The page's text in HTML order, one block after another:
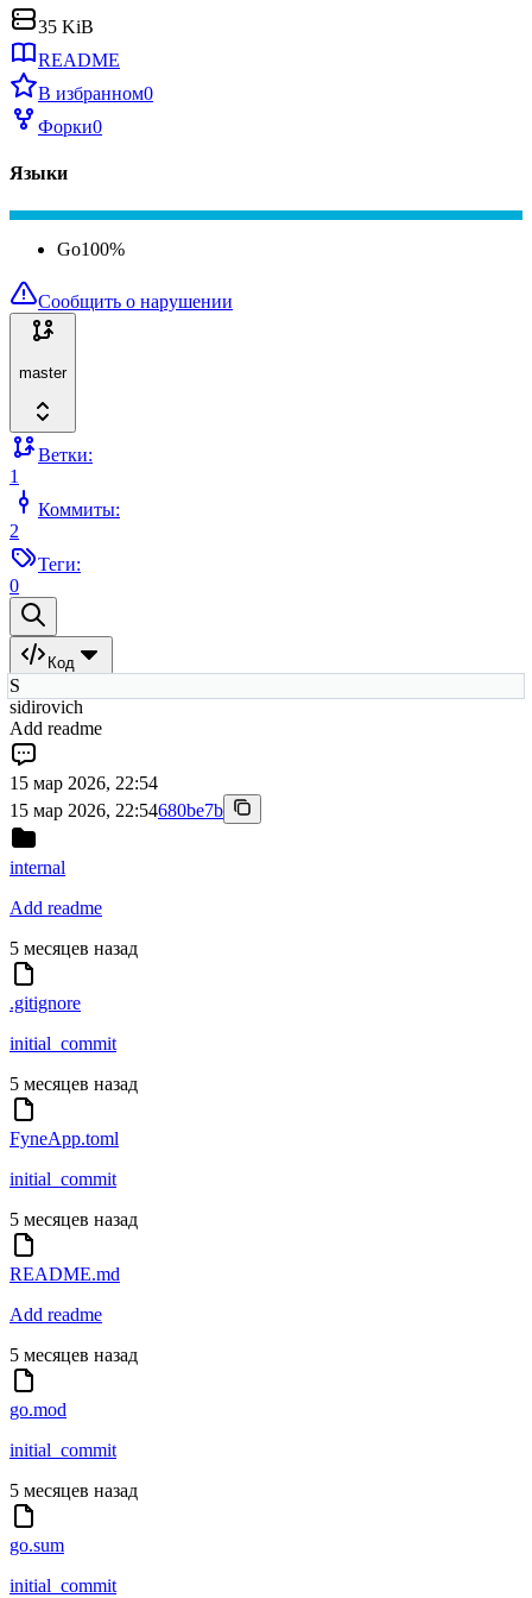
35 KiB
README
В избранном0
Форки0
Языки
Go100%
Сообщить о нарушении
master
Ветки:
1
Коммиты:
2
Теги:
0
Код
S
sidirovich
Add readme
15 мар 2026, 22:54
15 мар 2026, 22:54680be7b
internal
Add readme
5 месяцев назад
.gitignore
initial_commit
5 месяцев назад
FyneApp.toml
initial_commit
5 месяцев назад
README.md
Add readme
5 месяцев назад
go.mod
initial_commit
5 месяцев назад
go.sum
initial_commit